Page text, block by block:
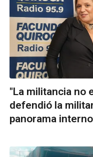
"La militancia no
defendió la
panorama